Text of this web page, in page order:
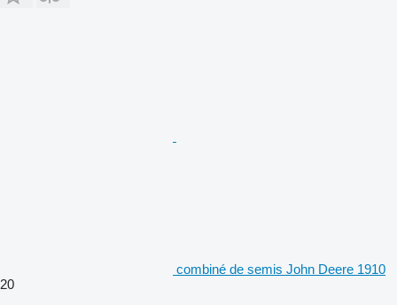
combiné de semis John Deere 1910
20